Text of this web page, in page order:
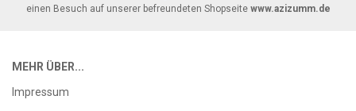
einen Besuch auf unserer befreundeten Shopseite www.azizumm.de
MEHR ÜBER...
Impressum